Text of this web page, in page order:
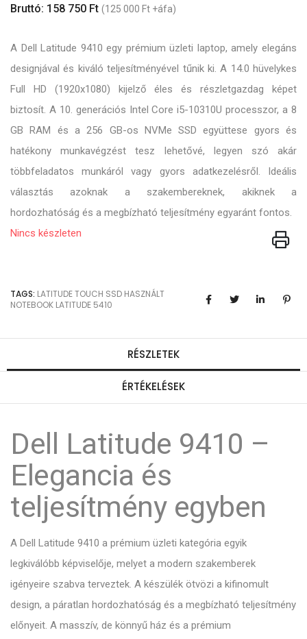
Bruttó: 158 750 Ft (125 000 Ft +áfa)
A Dell Latitude 9410 egy prémium üzleti laptop, amely elegáns
designjával és kiváló teljesítményével tűnik ki. A 14.0 hüvelykes
Full HD (1920x1080) kijelző éles és részletgazdag képet
biztosít. A 10. generációs Intel Core i5-10310U processzor, a 8
GB RAM és a 256 GB-os NVMe SSD együttese gyors és
hatékony munkavégzést tesz lehetővé, legyen szó akár
többfeladatos munkáról vagy gyors adatkezelésről. Ideális
választás azoknak a szakembereknek, akiknek a
hordozhatóság és a megbízható teljesítmény egyaránt fontos.
Nincs készleten
TAGS: LATITUDETOUCH SSD HASZNÁLT
NOTEBOOK LATITUDE 5410
RÉSZLETEK
ÉRTÉKELÉSEK
Dell Latitude 9410 –
Elegancia és
teljesítmény egyben
A Dell Latitude 9410 a prémium üzleti kategória egyik
legkiválóbb képviselője, melyet a modern szakemberek
igényeire szabva terveztek. A készülék ötvözi a kifinomult
design, a páratlan hordozhatóság és a megbízható teljesítmény
előnyeit. A masszív, de könnyű ház és a prémium